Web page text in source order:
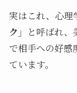
実はこれ、心理
ク」
と呼ばれ、
で相手への好感
ています。